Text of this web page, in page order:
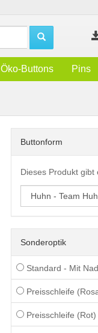
Öko-Buttons Pins
Buttonform
Dieses Produkt gibt
Sonderoptik
Standard - Mit
Preisschleife
Preisschleife (Rot)